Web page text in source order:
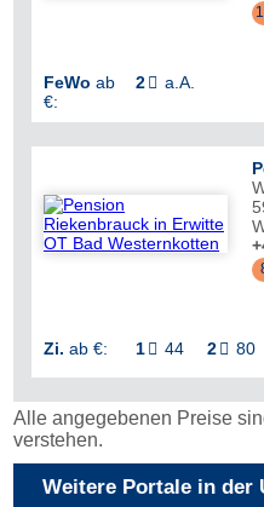
FeWo ab
€:
2  a.A.
Zi. ab €: 1  44 2  80
Alle angegebenen Preise
verstehen.
Weitere Portale in der